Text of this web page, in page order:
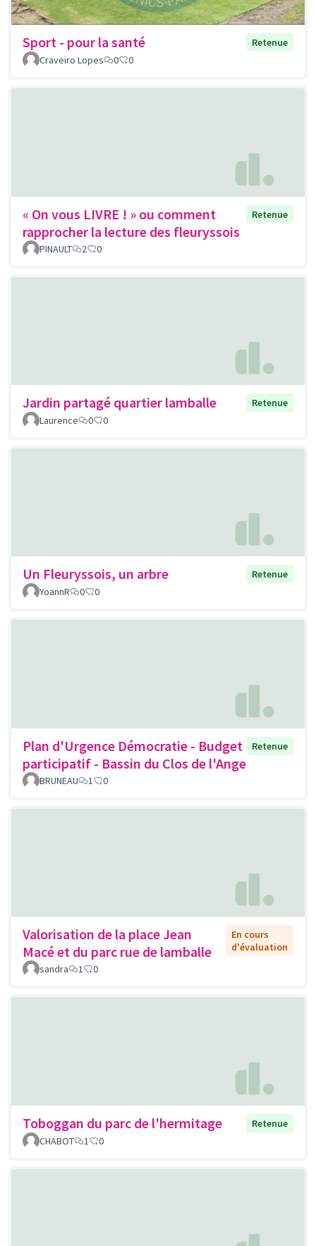
Sport - pour la santé
Retenue
Craveiro Lopes
0 0
« On vous LIVRE ! » ou comment
rapprocher la lecture des fleuryssois
Retenue
PINAULT 2 0
Jardin partagé quartier lamballe
Retenue
Laurence
0 0
Un Fleuryssois, un arbre
Retenue
YoannR
0 0
Plan d'Urgence Démocratie - Budget
participatif - Bassin du Clos de l'Ange
Retenue
BRUNEAU 1 0
Valorisation de la place Jean
Macé et du parc rue de lamballe
En cours
d'évaluation
sandra
1 0
Toboggan du parc de l'hermitage
Retenue
CHABOT
1 0